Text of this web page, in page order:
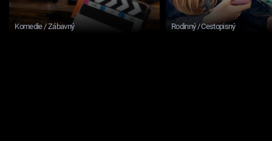
Komedie / Zábavný Rodinný / Cestopisný